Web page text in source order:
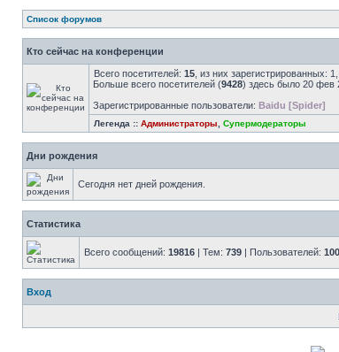
Список форумов
Кто сейчас на конференции
Всего посетителей: 15 , из них зарегистрированных:
Больше всего посетителей (9428) здесь было 20 фев
Зарегистрированные пользователи: Baidu [Spider]
Легенда :: Администраторы Супермодераторы
Дни рождения
Сегодня нет дней рождения.
Статистика
Всего сообщений: 19816 | Тем: 739 | Пользователей:
Вход